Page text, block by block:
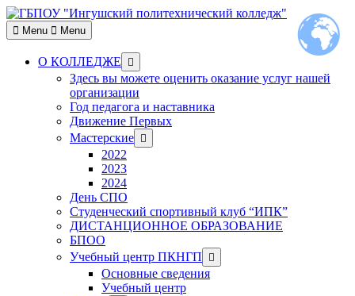
Skip
to
content
Menu Menu
О КОЛЛЕДЖЕ
Show
sub
menu
Здесь вы можете оценить оказание услуг нашей
организации
Год педагога и наставника
Движение Первых
Мастерские Show
sub
2022
2023
2024
День СПО
Студенческий спортивный клуб “ИПК”
ДИСТАНЦИОННОЕ ОБРАЗОВАНИЕ
БПОО
Учебный центр ПКНГП
Show
sub
menu
Основные сведения
Учебный центр